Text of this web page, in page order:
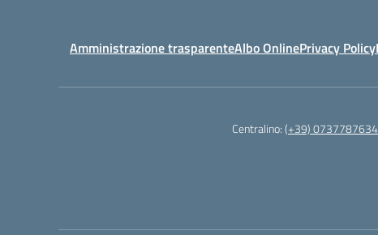
Amministrazione trasparenteAlbo OnlinePrivacy Policy
Centralino:(+39) 0737787634